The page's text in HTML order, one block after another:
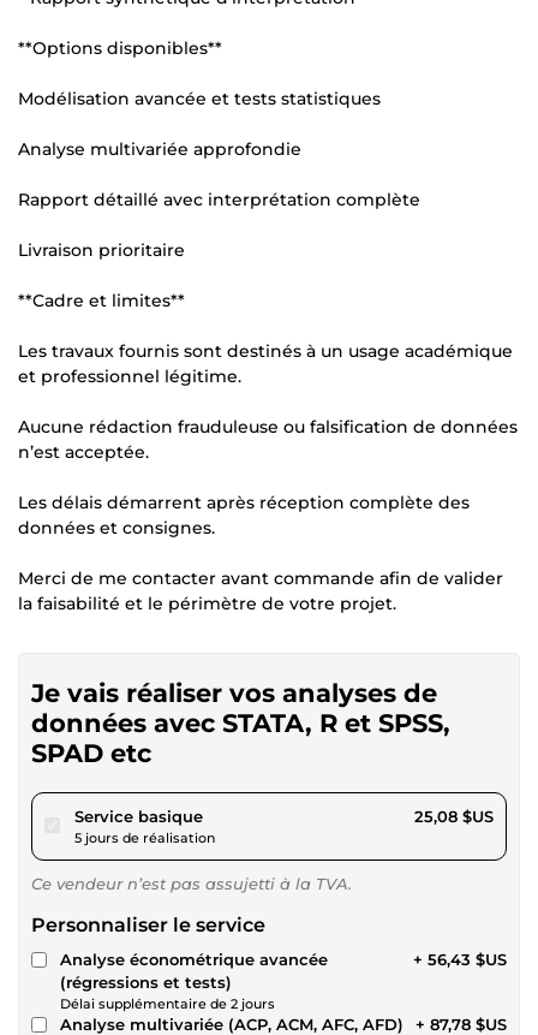
**Options disponibles**
Modélisation avancée et tests statistiques
Analyse multivariée approfondie
Rapport détaillé avec interprétation complète
Livraison prioritaire
**Cadre et limites**
Les travaux fournis sont destinés à un usage académique
et professionnel légitime.
Aucune rédaction frauduleuse ou falsification de données
n’est acceptée.
Les délais démarrent après réception complète des
données et consignes.
Merci de me contacter avant commande afin de valider
la faisabilité et le périmètre de votre projet.
Je vais réaliser vos analyses de
données avec STATA, R et SPSS,
SPAD etc
Service basiquepour 23,11 $US
5 jours de réalisation
25,08 $US
Ce vendeur n’est pas assujetti à la TVA.
Personnaliser le service
Analyse économétrique avancée
(régressions et tests)
Délai supplémentaire de 2 jours
+ 56,43 $US
Analyse multivariée (ACP, ACM, AFC, AFD) + 87,78 $US